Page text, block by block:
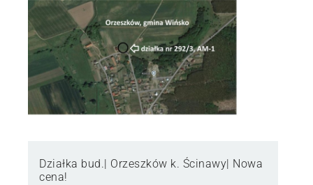
Działka bud.| Orzeszków k. Ścinawy| Nowa
cena!